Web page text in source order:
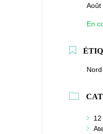
Août
En